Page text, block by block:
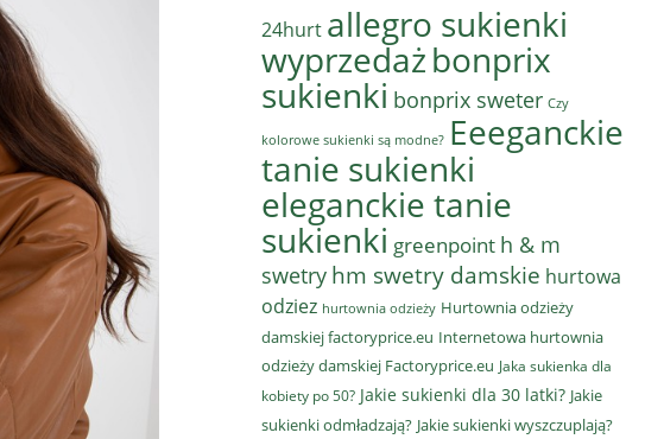
24hurt allegro sukienki
wyprzedażbonprix
sukienki bonprix sweter Czy
kolorowe sukienki są modne? Eeeganckie
tanie sukienki
eleganckie tanie
sukienki greenpoint h & m
swetry hm swetry damskie hurtowa
odziez hurtownia odzieży Hurtownia odzieży
damskiej factoryprice.eu Internetowa hurtownia
odzieży damskiej Factoryprice.eu Jaka sukienka dla
kobiety po 50? Jakie sukienki dla 30 latki? Jakie
sukienki odmładzają? Jakie sukienki wyszczuplają?